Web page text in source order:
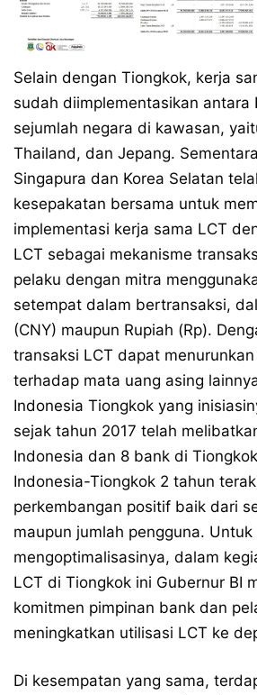
Selain dengan Tiongkok, kerja
sudah diimplementasikan antara
sejumlah negara di kawasan,
Thailand, dan Jepang.
Singapura dan Korea Selatan
kesepakatan bersama untuk
implementasi kerja sama LCT
LCT sebagai mekanisme
pelaku dengan mitra
setempat dalam bertransaksi,
(CNY) maupun Rupiah (Rp).
transaksi LCT dapat
terhadap mata uang asing
Indonesia Tiongkok yang
sejak tahun 2017 telah
Indonesia dan 8 bank di
Indonesia-Tiongkok 2 tahun
perkembangan positif baik dari
maupun jumlah pengguna. Untuk
mengoptimalisasinya, dalam
LCT di Tiongkok ini Gubernur BI
komitmen pimpinan bank dan
meningkatkan utilisasi LCT ke
Di kesempatan yang sama,